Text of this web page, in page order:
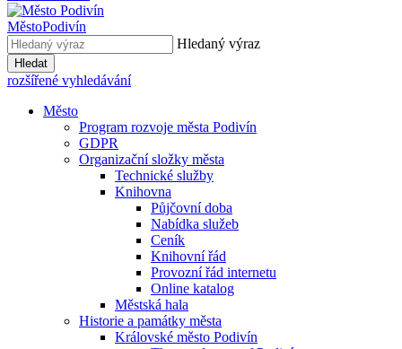
MěstoPodivín
Hledaný výraz
Hledat
rozšířené vyhledávání
Město
Program rozvoje města Podivín
GDPR
Organizační složky města
Technické služby
Knihovna
Půjčovní doba
Nabídka služeb
Ceník
Knihovní řád
Provozní řád internetu
Online katalog
Městská hala
Historie a památky města
Královské město Podivín